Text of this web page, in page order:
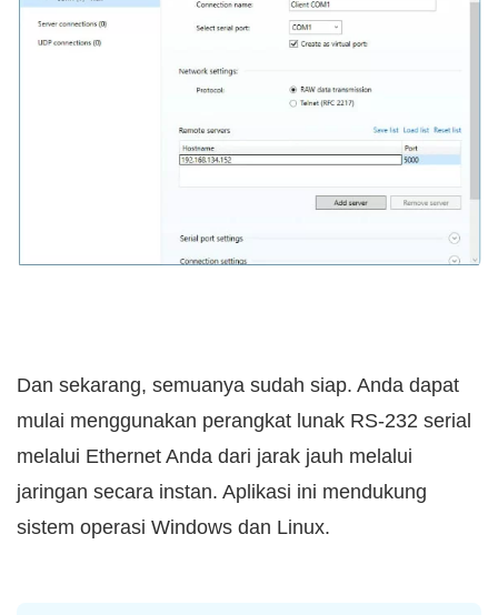
Dan sekarang, semuanya sudah siap. Anda dapat
mulai menggunakan perangkat lunak RS-232 serial
melalui Ethernet Anda dari jarak jauh melalui
jaringan secara instan. Aplikasi ini mendukung
sistem operasi Windows dan Linux.